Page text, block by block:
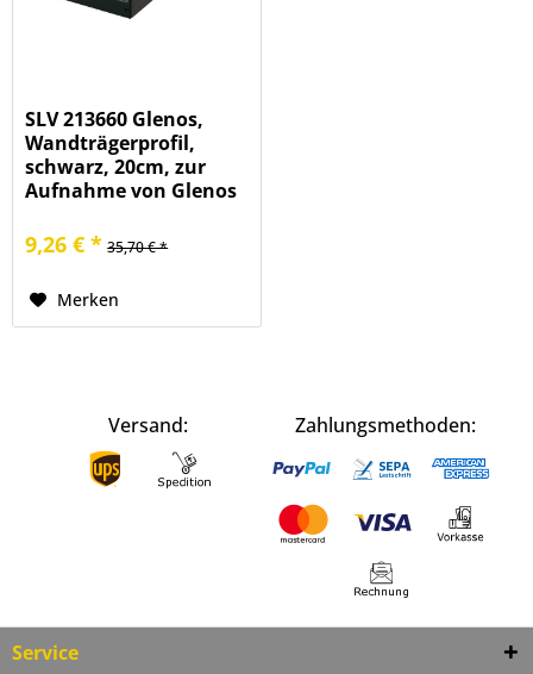
SLV 213660 Glenos,
Wandträgerprofil,
schwarz, 20cm, zur
Aufnahme von Glenos
9,26 € * 35,70 € *
Merken
Versand: Zahlungsmethoden:
Service